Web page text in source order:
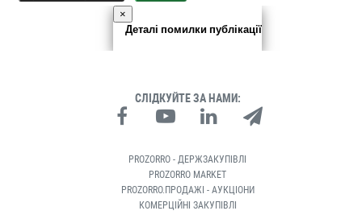
×
Деталі помилки публікації
СЛІДКУЙТЕ ЗА НАМИ:
PROZORRO - ДЕРЖЗАКУПІВЛІ
PROZORRO MARKET
PROZORRO.ПРОДАЖІ - АУКЦІОНИ
КОМЕРЦІЙНІ ЗАКУПІВЛІ